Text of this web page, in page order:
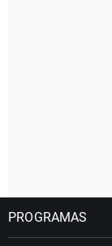
PROGRAMAS